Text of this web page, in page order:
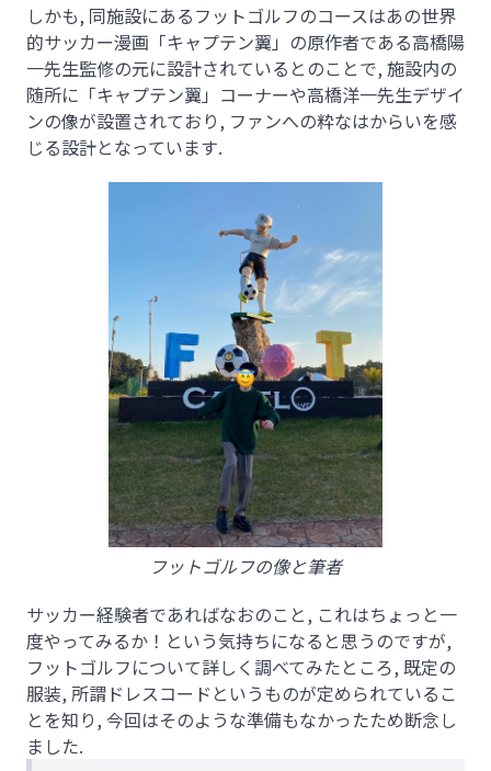
しかも, 同施設にあるフットゴルフのコースはあの世界
的サッカー漫画「キャプテン翼」の原作者である高橋陽
一先生監修の元に設計されているとのことで, 施設内の
随所に「キャプテン翼」コーナーや高橋洋一先生デザイ
ンの像が設置されており, ファンへの粋なはからいを感
じる設計となっています.
フットゴルフの像と筆者
サッカー経験者であればなおのこと, これはちょっと一
度やってみるか！という気持ちになると思うのですが,
フットゴルフについて詳しく調べてみたところ, 既定の
服装, 所謂ドレスコードというものが定められているこ
とを知り, 今回はそのような準備もなかったため断念し
ました.